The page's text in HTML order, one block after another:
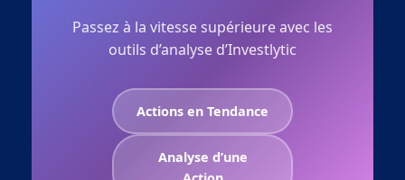
Passez à la vitesse supérieure avec les
outils d’analyse d’Investlytic
Actions en Tendance
Analyse d’une